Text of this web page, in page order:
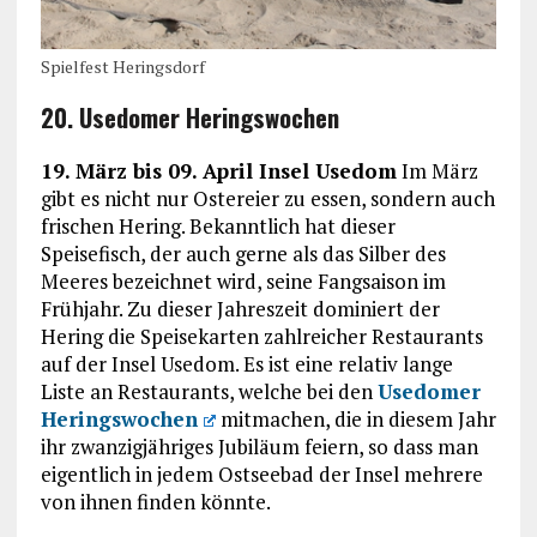
Spielfest Heringsdorf
20. Usedomer Heringswochen
19. März bis 09. April Insel UsedomIm März
gibt es nicht nur Ostereier zu essen, sondern auch
frischen Hering. Bekanntlich hat dieser
Speisefisch, der auch gerne als das Silber des
Meeres bezeichnet wird, seine Fangsaison im
Frühjahr. Zu dieser Jahreszeit dominiert der
Hering die Speisekarten zahlreicher Restaurants
auf der Insel Usedom. Es ist eine relativ lange
Liste an Restaurants, welche bei denUsedomer
Heringswochen
mitmachen, die in diesem Jahr
ihr zwanzigjähriges Jubiläum feiern, so dass man
eigentlich in jedem Ostseebad der Insel mehrere
von ihnen finden könnte.